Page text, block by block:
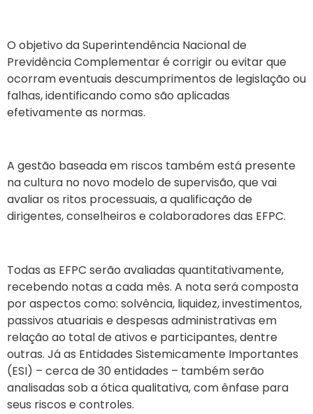
O objetivo da Superintendência Nacional de
Previdência Complementar é corrigir ou evitar que
ocorram eventuais descumprimentos de legislação ou
falhas, identificando como são aplicadas
efetivamente as normas.
A gestão baseada em riscos também está presente
na cultura no novo modelo de supervisão, que vai
avaliar os ritos processuais, a qualificação de
dirigentes, conselheiros e colaboradores das EFPC.
Todas as EFPC serão avaliadas quantitativamente,
recebendo notas a cada mês. A nota será composta
por aspectos como: solvência, liquidez, investimentos,
passivos atuariais e despesas administrativas em
relação ao total de ativos e participantes, dentre
outras. Jáas Entidades Sistemicamente Importantes
(ESI) – cerca de 30 entidades – tambémserão
analisadas sob a ótica qualitativa,comênfase para
seus riscos e controles.